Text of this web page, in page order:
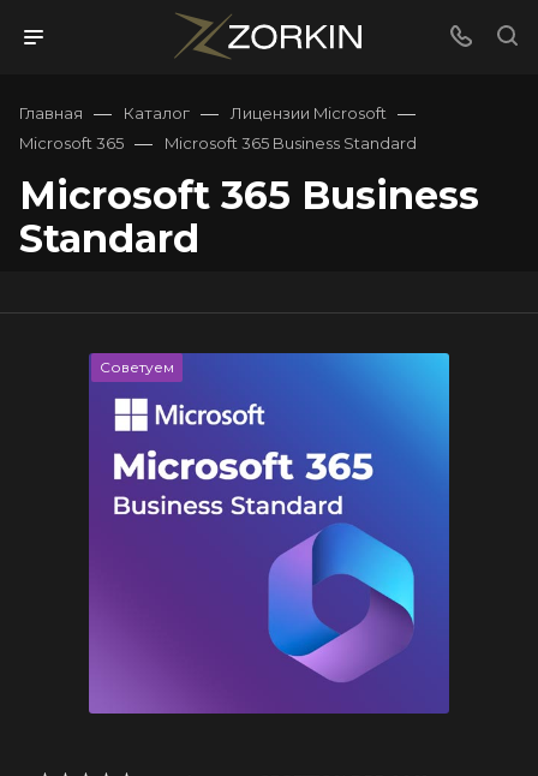
Главная — Каталог — Лицензии Microsoft —
Microsoft 365 — Microsoft 365 Business Standard
Microsoft 365 Business
Standard
Советуем